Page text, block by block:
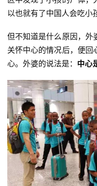
提
专
题
益
慈
善
佛
教
人
登录
以也就有了中国人会吃小
但不知道是什么原因，外
关怀中心的情况后，便回
心。外婆的说法是： 中心